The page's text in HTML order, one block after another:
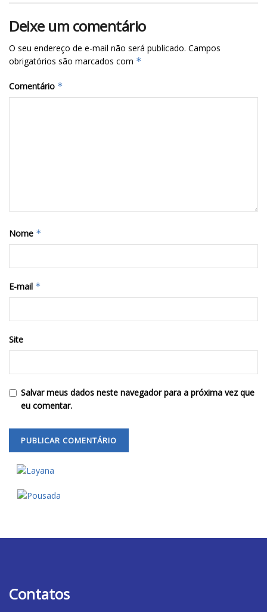
Deixe um comentário
O seu endereço de e-mail não será publicado. Campos
obrigatórios são marcados com *
Comentário *
Nome *
E-mail *
Site
Salvar meus dados neste navegador para a próxima vez que
eu comentar.
Contatos